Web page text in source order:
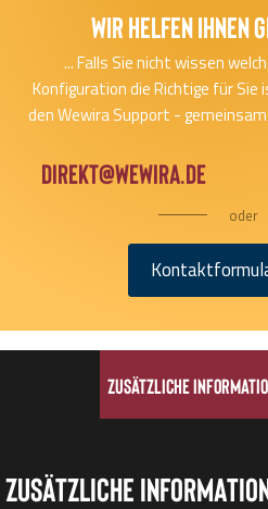
Wir helfen Ihnen
... Falls Sie nicht wissen
Konfiguration die Richtige für
den Wewira Support -
direkt@wewira.de
oder
Zusätzliche
Zusätzliche